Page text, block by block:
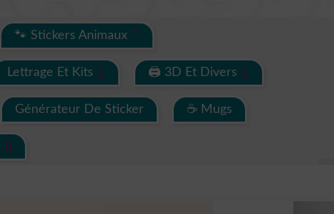
🐾 Stickers Animaux
Lettrage Et Kits 🖨 3D Et Divers
Générateur De Sticker ☕ Mugs